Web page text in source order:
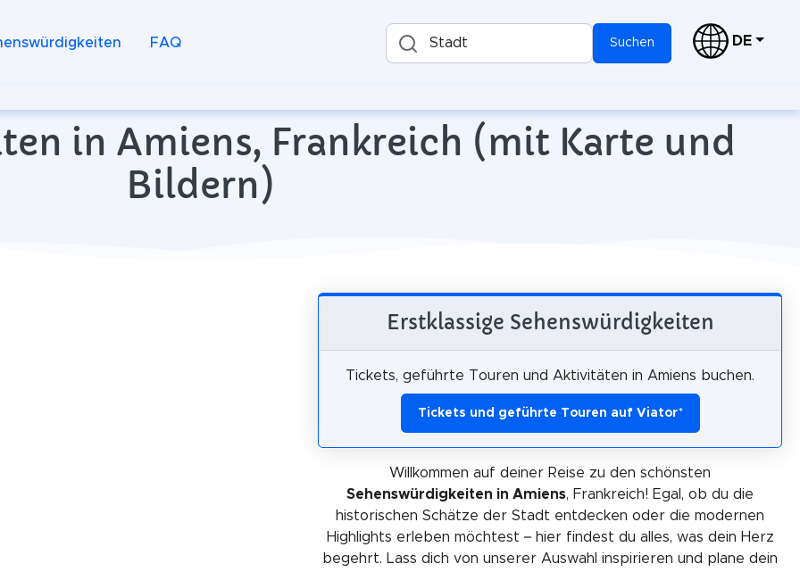
FAQ Stadt Suchen DE
in Amiens, Frankreich (mit Karte und
Bildern)
Erstklassige Sehenswürdigkeiten
Tickets, geführte Touren und Aktivitäten in Amiens buchen.
Tickets und geführte Touren auf Viator*
Willkommen auf deiner Reise zu den schönsten
Sehenswürdigkeiten in Amiens, Frankreich! Egal, ob du die
historischen Schätze der Stadt entdecken oder die modernen
Highlights erleben möchtest – hier findest du alles, was dein Herz
begehrt. Lass dich von unserer Auswahl inspirieren und plane dein